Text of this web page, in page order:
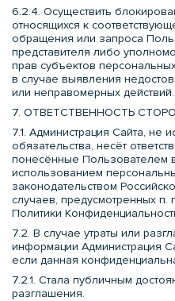
6.2.4. Осуществить
относящихся к
обращения или запроса
представителя либо
прав субъектов
в случае выявления
или неправомерных действий.
7. ОТВЕТСТВЕННОСТЬ
7.1. Администрация Сайта, не
обязательства, несёт
понесённые Пользователем
использованием
законодательством
случаев, предусмотренных п.
Политики
7.2. В случае утраты или
информации Администрация
если данная
7.2.1. Стала публичным
разглашения.